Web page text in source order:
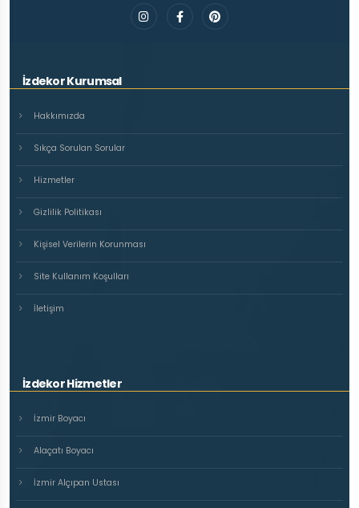
İzdekor Kurumsal
Hakkımızda
Sıkça Sorulan Sorular
Hizmetler
Gizlilik Politikası
Kişisel Verilerin Korunması
Site Kullanım Koşulları
İletişim
İzdekor Hizmetler
İzmir Boyacı
Alaçatı Boyacı
İzmir Alçıpan Ustası